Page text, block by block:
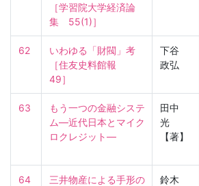
［学習院大学経済論
集　55(1)］
62
いわゆる「財閥」考
［住友史料館報
49］
下谷
政弘
63
もう一つの金融システ
ム―近代日本とマイク
ロクレジット―
田中
光
【著】
64
三井物産による手形の
鈴木